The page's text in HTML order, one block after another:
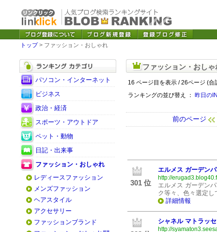
トップ> ファッション・おしゃれ
パソコン・インターネット
ビジネス
政治・経済
スポーツ・アウトドア
ペット・動物
日記・出来事
ファッション・おしゃれ
レディースファッション
メンズファッション
ヘアスタイル
アクセサリー
ファッションブランド
ファッション・おしゃ
16 ページ目を表示 / 26ページ (合
ランキングの並び替え ： 昨日の
前のページ
301 位
エルメス ガーデン
http://
エルメス ガーデン
ク等々、色々選定し
詳細情報
シャネル マトラッセ
http://